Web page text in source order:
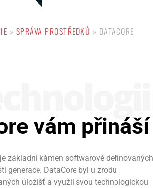
» SPRÁVA PROSTŘEDKŮ » DATACORE
vám přináší
základní kámen softwarově definovaných
generace. DataCore byl u zrodu
úložišť a využil svou technologickou